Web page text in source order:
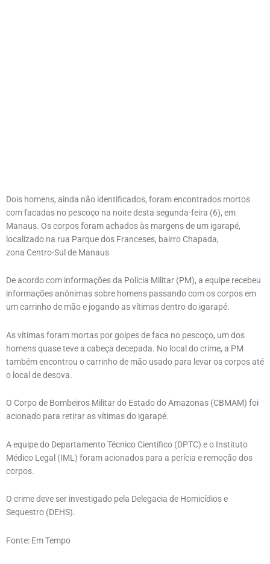
Dois homens, ainda não identificados, foram encontrados mortos
com facadas no pescoço na noite desta segunda-feira (6), em
Manaus. Os corpos foram achados às margens de um igarapé,
localizado na rua Parque dos Franceses, bairro Chapada,
zona Centro-Sul de Manaus
De acordo com informações da Polícia Militar (PM), a equipe recebeu
informações anônimas sobre homens passando com os corpos em
um carrinho de mão e jogando as vítimas dentro do igarapé.
As vítimas foram mortas por golpes de faca no pescoço, um dos
homens quase teve a cabeça decepada. No local do crime, a PM
também encontrou o carrinho de mão usado para levar os corpos até
o local de desova.
O Corpo de Bombeiros Militar do Estado do Amazonas (CBMAM) foi
acionado para retirar as vítimas do igarapé.
A equipe do Departamento Técnico Científico (DPTC) e o Instituto
Médico Legal (IML) foram acionados para a perícia e remoção dos
corpos.
O crime deve ser investigado pela Delegacia de Homicídios e
Sequestro (DEHS).
Fonte: Em Tempo